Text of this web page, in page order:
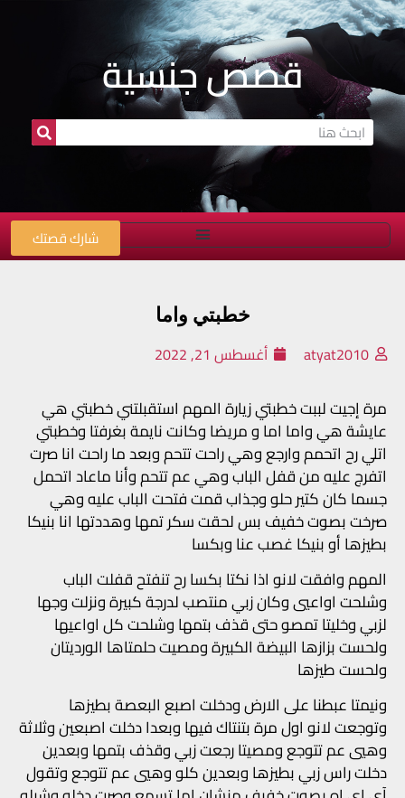
قصص جنسية
شارك قصتك
خطبتي واما
atyat2010 أغسطس 21, 2022
مرة إجيت لببت خطبتي زيارة المهم استقبلتني خطبتي هي
عايشة هي واما اما و مريضا وكانت نايمة بغرفتا وخطبتي
اتلي رح اتحمم وارجع وهي راحت تتحم وبعد ما راحت انا صرت
اتفرج عليه من قفل الباب وهي عم تتحم وأنا ماعاد اتحمل
جسما كان كتير حلو وجذاب قمت فتحت الباب عليه وهي
صرخت بصوت خفيف بس لحقت سكر تمها وهددتها انا بنيكا
بطيزها أو بنيكا غصب عنا وبكسا
المهم وافقت لانو اذا نكتا بكسا رح تنفتح قفلت الباب
وشلحت اواعيي وكان زبي منتصب لدرجة كبيرة ونزلت وجها
لزبي وخليتا تمصو حتى قذف بتمها وشلحت كل اواعيها
ولحست بزازها البيضة الكبيرة ومصيت حلمتاها الورديتان
ولحست طيزها
ونيمتا عبطنا على الارض ودخلت اصبع البعصة بطيزها
وتوجعت لانو اول مرة بتنتاك فيها وبعدا دخلت اصبعين وثلاثة
وهيي عم تتوجع ومصيتا رجعت زبي وقذف بتمها وبعدين
دخلت راس زبي بطيزها وبعدين كلو وهيي عم تتوجع وتقول